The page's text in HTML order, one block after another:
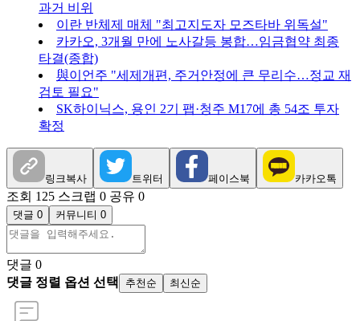
과거 비위
이란 반체제 매체 "최고지도자 모즈타바 위독설"
카카오, 3개월 만에 노사갈등 봉합…임금협약 최종
타결(종합)
與이언주 "세제개편, 주거안정에 큰 무리수…정교 재
검토 필요"
SK하이닉스, 용인 2기 팹·청주 M17에 총 54조 투자
확정
링크복사 트위터 페이스북 카카오톡
조회 125 스크랩 0 공유 0
댓글 0 커뮤니티 0
댓글 0
댓글 정렬 옵션 선택
추천순 최신순